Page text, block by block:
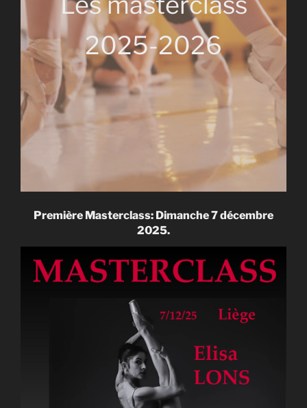
2025-2026
Première Masterclass: Dimanche 7 décembre
2025.